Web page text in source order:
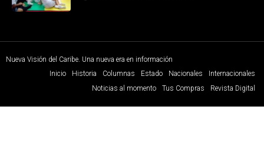
Nueva Visión del Caribe. Una nueva era en información
Inicio
Historia Columnas Estado Nacionales
Internacionales
Noticias al momento
Tus Compras Revista Digital